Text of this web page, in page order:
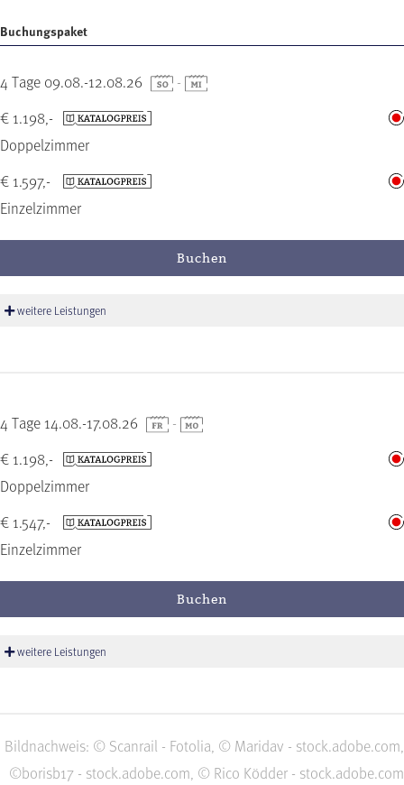
Buchungspaket
4 Tage 09.08.-12.08.26 -
Doppelzimmer
€ 1.198,-
Einzelzimmer
€ 1.597,-
Buchen
weitere Leistungen
4 Tage 14.08.-17.08.26 -
Doppelzimmer
€ 1.198,-
Einzelzimmer
€ 1.547,-
Buchen
weitere Leistungen
Bildnachweis: © Scanrail - Fotolia, © Maridav - stock.adobe.com,
©borisb17 - stock.adobe.com, © Rico Ködder - stock.adobe.com